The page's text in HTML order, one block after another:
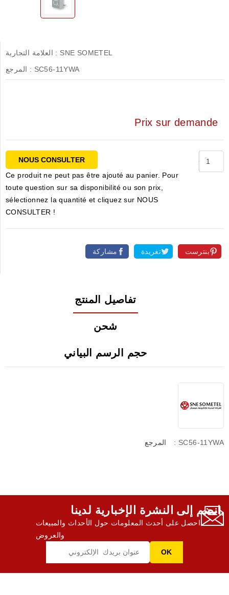
العلامة التجارية : SNE SOMETEL
المرجع : SC56-11YWA
Prix sur demande
NOUS CONSULTER
Ce produit ne peut pas être ajouté au panier. Pour
toute question sur sa disponibilité ou son prix,
sélectionnez la quantité et cliquez sur NOUS
CONSULTER !
مشاركة تغريدة بنترست
تفاصيل المنتج
شحن
حجم الرسم البياني
المرجع : SC56-11YWA
انضم إلى النشرة الإخبارية لدينا,
احصل على أحدث المعلومات حول الأحداث والمبيعات
والعروض